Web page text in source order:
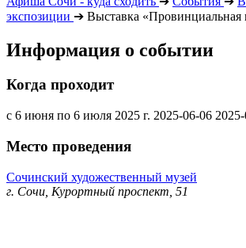
экспозиции ➔ Выставка «Провинциальная
Информация о событии
Когда проходит
с 6 июня по 6 июля 2025 г. 2025-06-06
Место проведения
Сочинский художественный музей
г. Сочи, Курортный проспект, 51